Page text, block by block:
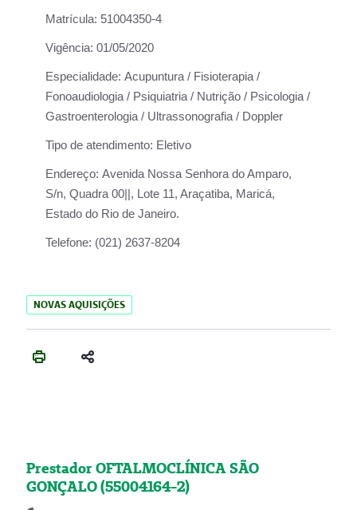
Matrícula: 51004350-4
Vigência: 01/05/2020
Especialidade: Acupuntura / Fisioterapia /
Fonoaudiologia / Psiquiatria / Nutrição / Psicologia /
Gastroenterologia / Ultrassonografia / Doppler
Tipo de atendimento: Eletivo
Endereço: Avenida Nossa Senhora do Amparo,
S/n, Quadra 00||, Lote 11, Araçatiba, Maricá,
Estado do Rio de Janeiro.
Telefone: (021) 2637-8204
NOVAS AQUISIÇÕES
Prestador OFTALMOCLÍNICA SÃO
GONÇALO (55004164-2)